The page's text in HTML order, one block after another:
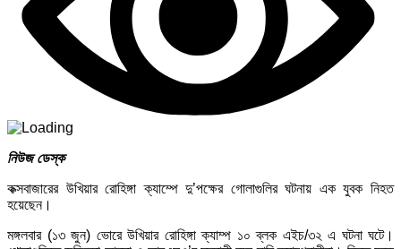
নিউজ ডেস্ক
কক্সবাজারের উখিয়ার রোহিঙ্গা ক্যাম্পে দু’পক্ষের গোলাগুলির ঘটনায় এক যুবক নিহত
হয়েছেন।
মঙ্গলবার (১৩ জুন) ভোরে উখিয়ার রোহিঙ্গা ক্যাম্প ১০ ব্লক এইচ/৩২ এ ঘটনা ঘটে।